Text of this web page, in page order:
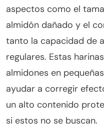
aspectos como el
almidón dañado y el
tanto la capacidad de
regulares. Estas
almidones en
ayudar a corregir
un alto contenido
si estos no se buscan.